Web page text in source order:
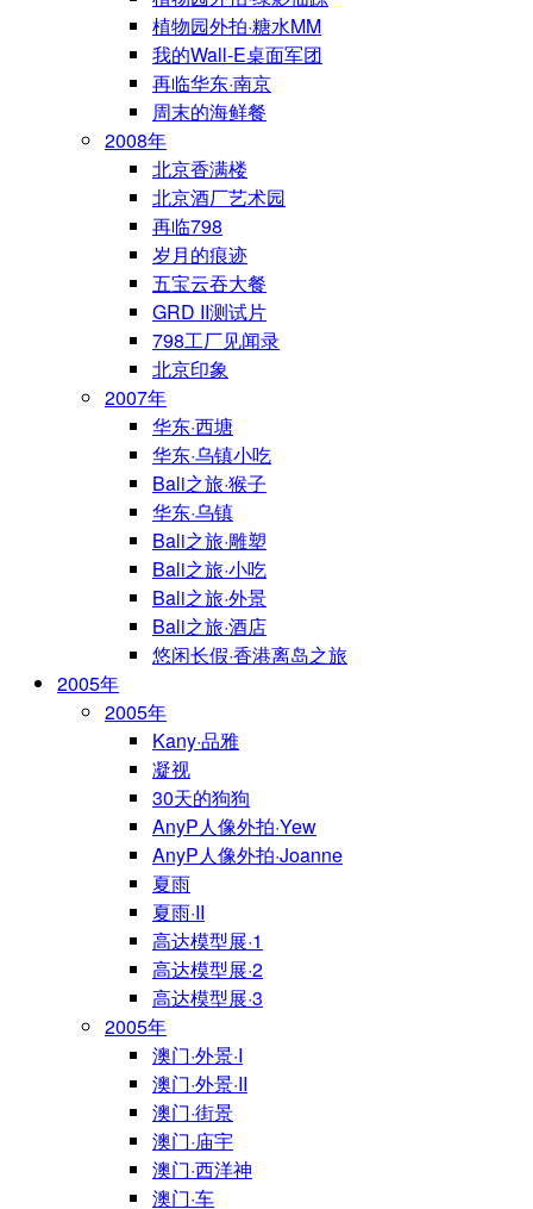
植物园外拍·糖水MM
我的Wall-E桌面军团
再临华东·南京
周末的海鲜餐
2008年
北京香满楼
北京酒厂艺术园
再临798
岁月的痕迹
五宝云吞大餐
GRD II测试片
798工厂见闻录
北京印象
2007年
华东·西塘
华东·乌镇小吃
Bali之旅·猴子
华东·乌镇
Bali之旅·雕塑
Bali之旅·小吃
Bali之旅·外景
Bali之旅·酒店
悠闲长假·香港离岛之旅
2005年
2005年
Kany·品雅
凝视
30天的狗狗
AnyP人像外拍·Yew
AnyP人像外拍·Joanne
夏雨
夏雨·II
高达模型展·1
高达模型展·2
高达模型展·3
2005年
澳门·外景·I
澳门·外景·II
澳门·街景
澳门·庙宇
澳门·西洋神
澳门·车